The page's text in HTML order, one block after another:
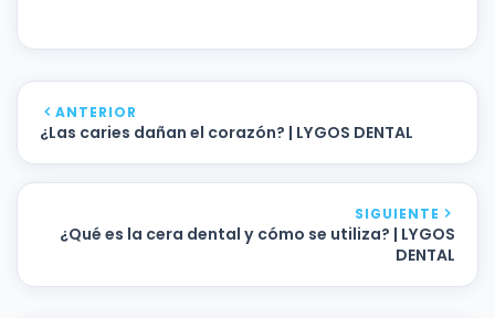
ANTERIOR
¿Las caries dañan el corazón? | LYGOS DENTAL
SIGUIENTE
¿Qué es la cera dental y cómo se utiliza? | LYGOS
DENTAL